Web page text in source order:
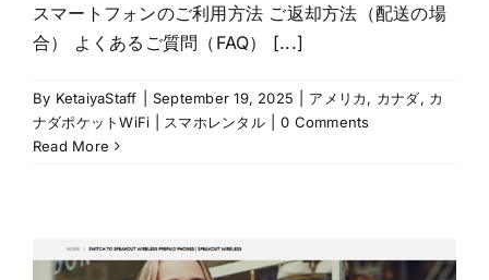
スマートフォンのご利用方法 ご返却方法（配送の場
合） よくあるご質問（FAQ） [...]
By KetaiyaStaff September 19, 2025 アメリカ, カナダ, カ
ナダポケットWiFi | スマホレンタル
0 Comments
Read More